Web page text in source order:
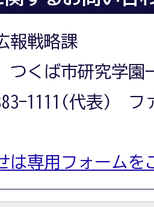
報戦略課
つくば市研究学園
1111(代表) フ
は専用フォームを